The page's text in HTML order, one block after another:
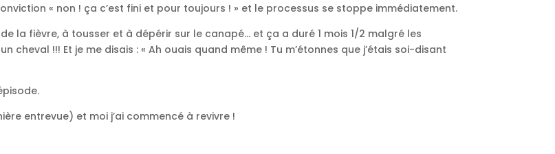
« non ! ça c’est fini et pour toujours ! » et le processus se stoppe immédiatement.
la fièvre, à tousser et à dépérir sur le canapé… et ça a duré 1 mois 1/2 malgré les
!!! Et je me disais : « Ah ouais quand même ! Tu m’étonnes que j’étais soi-disant
entrevue) et moi j’ai commencé à revivre !